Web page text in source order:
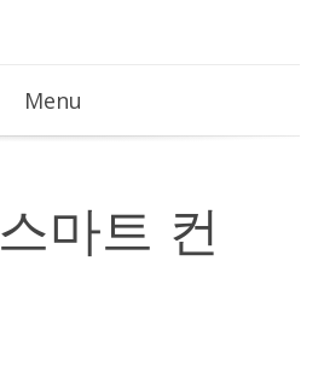
Menu
스마트 컨